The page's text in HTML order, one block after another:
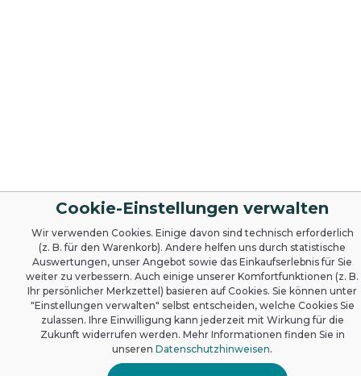
Cookie-Einstellungen verwalten
Wir verwenden Cookies. Einige davon sind technisch erforderlich
(z. B. für den Warenkorb). Andere helfen uns durch statistische
Auswertungen, unser Angebot sowie das Einkaufserlebnis für Sie
weiter zu verbessern. Auch einige unserer Komfortfunktionen (z. B.
Ihr persönlicher Merkzettel) basieren auf Cookies. Sie können unter
"Einstellungen verwalten" selbst entscheiden, welche Cookies Sie
zulassen. Ihre Einwilligung kann jederzeit mit Wirkung für die
Zukunft widerrufen werden. Mehr Informationen finden Sie in
unseren Datenschutzhinweisen.